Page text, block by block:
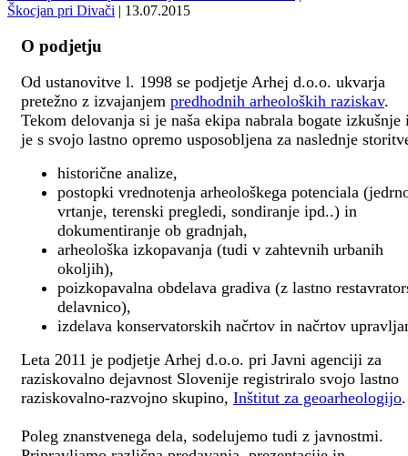
Škocjan pri Divači | 13.07.2015
O podjetju
Od ustanovitve l. 1998 se podjetje Arhej d.o.o. ukvarja
pretežno z izvajanjem predhodnih arheoloških raziskav.
Tekom delovanja si je naša ekipa nabrala bogate izkušnje
je s svojo lastno opremo usposobljena za naslednje
historične analize,
postopki vrednotenja arheološkega potenciala
vrtanje, terenski pregledi, sondiranje ipd..) in
dokumentiranje ob gradnjah,
arheološka izkopavanja (tudi v zahtevnih urbanih
okoljih),
poizkopavalna obdelava gradiva (z lastno
delavnico),
izdelava konservatorskih načrtov in načrtov
Leta 2011 je podjetje Arhej d.o.o. pri Javni agenciji za
raziskovalno dejavnost Slovenije registriralo svojo lastno
raziskovalno-razvojno skupino, Inštitut za geoarheologijo.
Poleg znanstvenega dela, sodelujemo tudi z javnostmi.